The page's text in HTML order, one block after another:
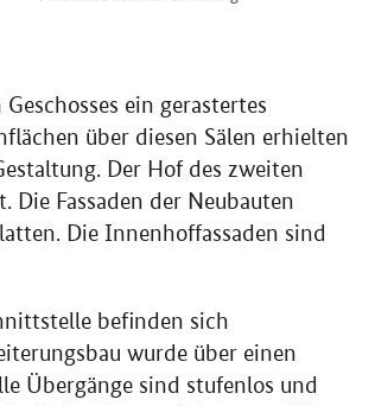
ein gerastertes
über diesen Sälen erhielten
Der Hof des zweiten
Die Fassaden der Neubauten
Die Innenhoffassaden sind
befinden sich
wurde über einen
Übergänge sind stufenlos und